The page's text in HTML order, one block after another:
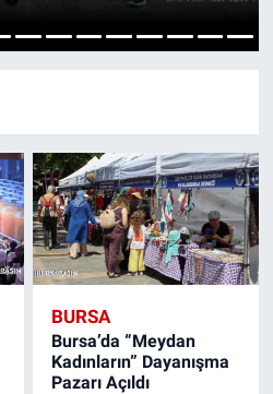
BURSA
Bursa’da “Meydan
Kadınların” Dayanışma
Pazarı Açıldı